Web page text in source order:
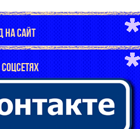
НА САЙТ